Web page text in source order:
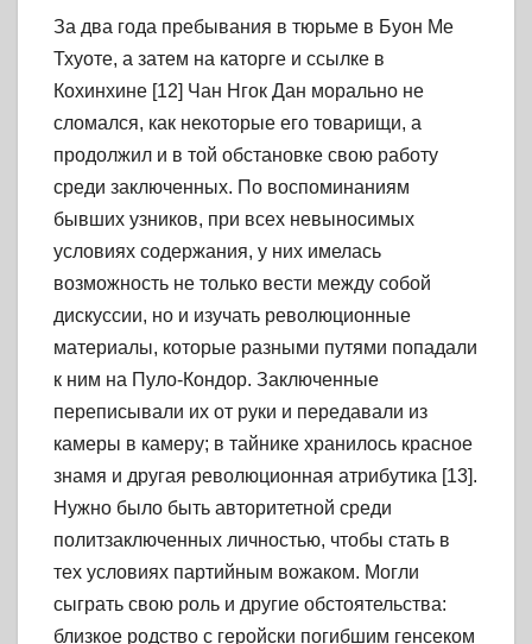
За два года пребывания в тюрьме в Буон Ме
Тхуоте, а затем на каторге и ссылке в
Кохинхине [12] Чан Нгок Дан морально не
сломался, как некоторые его товарищи, а
продолжил и в той обстановке свою работу
среди заключенных. По воспоминаниям
бывших узников, при всех невыносимых
условиях содержания, у них имелась
возможность не только вести между собой
дискуссии, но и изучать революционные
материалы, которые разными путями попадали
к ним на Пуло-Кондор. Заключенные
переписывали их от руки и передавали из
камеры в камеру; в тайнике хранилось красное
знамя и другая революционная атрибутика [13].
Нужно было быть авторитетной среди
политзаключенных личностью, чтобы стать в
тех условиях партийным вожаком. Могли
сыграть свою роль и другие обстоятельства:
близкое родство с геройски погибшим генсеком